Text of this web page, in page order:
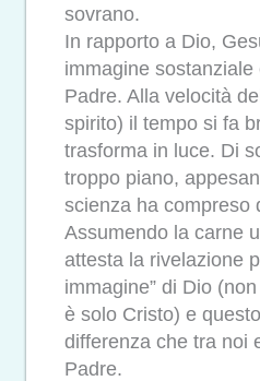
sovrano.
In rapporto a Dio,
immagine
Padre. Alla velocità
spirito) il tempo si fa
trasforma in luce. Di
troppo piano,
scienza ha compreso
Assumendo la carne
attesta la rivelazione
immagine” di Dio
è solo Cristo) e
differenza che tra noi
Padre.